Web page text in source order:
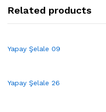
Related products
Yapay Şelale 09
Yapay Şelale 26